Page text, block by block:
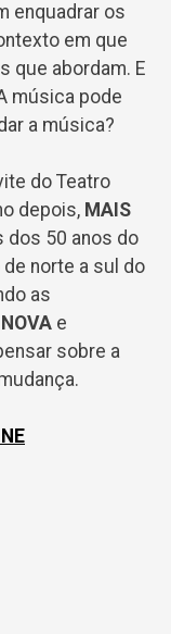
enquadrar os
em que
que abordam. E
música pode
a música?
do Teatro
depois, MAIS
dos 50 anos do
norte a sul do
as
e
sobre a